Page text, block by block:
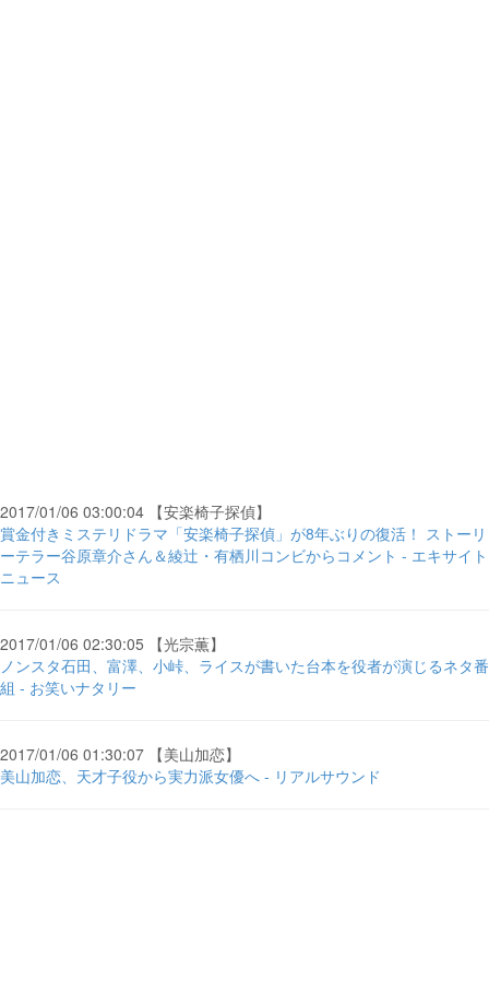
2017/01/06 03:00:04 【安楽椅子探偵】
賞金付きミステリドラマ「安楽椅子探偵」が8年ぶりの復活！ ストーリ
ーテラー谷原章介さん＆綾辻・有栖川コンビからコメント - エキサイト
ニュース
2017/01/06 02:30:05 【光宗薫】
ノンスタ石田、富澤、小峠、ライスが書いた台本を役者が演じるネタ番
組 - お笑いナタリー
2017/01/06 01:30:07 【美山加恋】
美山加恋、天才子役から実力派女優へ - リアルサウンド